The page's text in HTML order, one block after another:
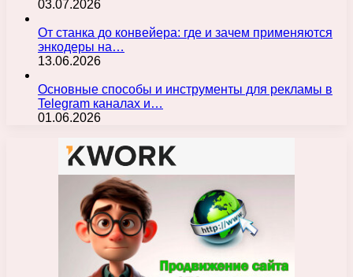
03.07.2026
От станка до конвейера: где и зачем применяются
энкодеры на…
13.06.2026
Основные способы и инструменты для рекламы в
Telegram каналах и…
01.06.2026